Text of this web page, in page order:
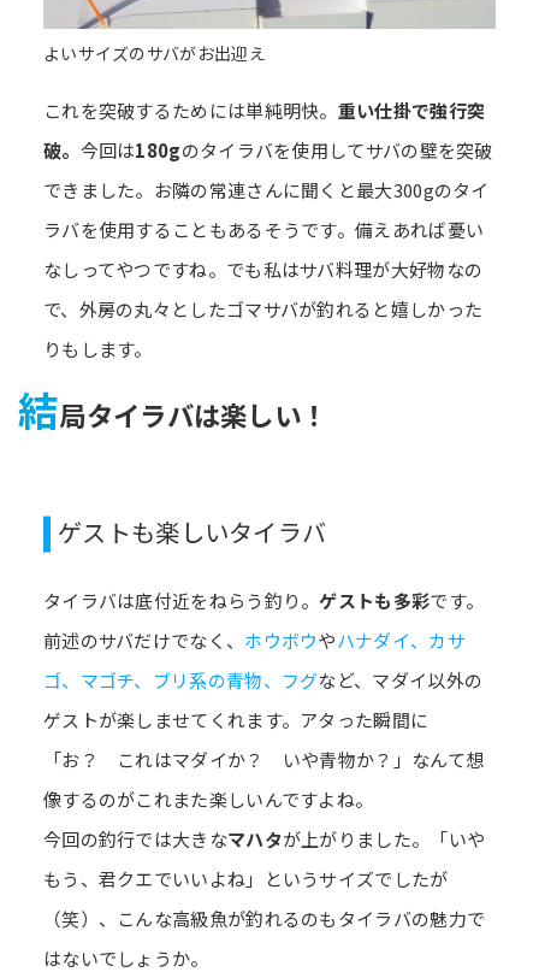
よいサイズのサバがお出迎え
これを突破するためには単純明快。 重い仕掛で強行突
破。 今回は180gのタイラバを使用してサバの壁を突破
できました。お隣の常連さんに聞くと最大300gのタイ
ラバを使用することもあるそうです。備えあれば憂い
なしってやつですね。でも私はサバ料理が大好物なの
で、外房の丸々としたゴマサバが釣れると嬉しかった
りもします。
結局タイラバは楽しい！
ゲストも楽しいタイラバ
タイラバは底付近をねらう釣り。ゲストも多彩です。
前述のサバだけでなく、 ホウボウやハナダイ、カサ
ゴ、マゴチ、ブリ系の青物、フグなど、マダイ以外の
ゲストが楽しませてくれます。アタった瞬間に
「お？ これはマダイか？ いや青物か？」なんて想
像するのがこれまた楽しいんですよね。
今回の釣行では大きなマハタが上がりました。「いや
もう、君クエでいいよね」というサイズでしたが
（笑）、こんな高級魚が釣れるのもタイラバの魅力で
はないでしょうか。